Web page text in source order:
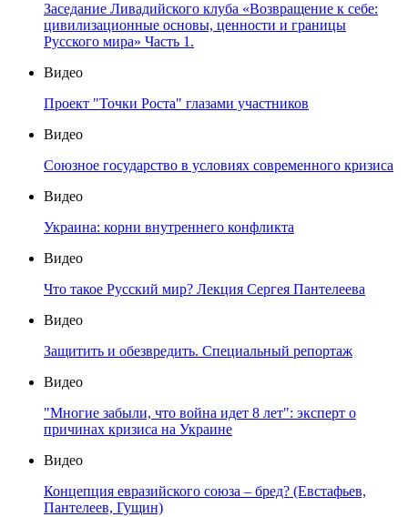
Заседание Ливадийского клуба «Возвращение к себе:
цивилизационные основы, ценности и границы
Русского мира» Часть 1.
Видео
Проект "Точки Роста" глазами участников
Видео
Союзное государство в условиях современного кризиса
Видео
Украина: корни внутреннего конфликта
Видео
Что такое Русский мир? Лекция Сергея Пантелеева
Видео
Защитить и обезвредить. Специальный репортаж
Видео
"Многие забыли, что война идет 8 лет": эксперт о
причинах кризиса на Украине
Видео
Концепция евразийского союза – бред? (Евстафьев,
Пантелеев, Гущин)